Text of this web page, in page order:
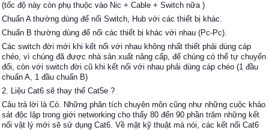
(tốc độ này còn phụ thuộc vào Nic + Cable + Switch nữa )
Chuẩn A thường dùng để nối Switch, Hub với các thiết bị khác.
Chuẩn B thường dùng để nối các thiết bị khác với nhau (Pc-Pc).
Các switch đời mới khi kết nối với nhau không nhất thiết phải dùng cáp
chéo, vì chúng đã được nhà sản xuất nâng cấp, để chúng có thể tự chuyển
đổi, còn với switch đời cũ khi kết nối với nhau phải dùng cáp chéo (1 đầu
chuẩn A, 1 đầu chuẩn B)
2. Liệu Cat6 sẽ thay thế Cat5e ?
Câu trả lời là Có. Những phân tích chuyên môn cũng như những cuộc khảo
sát độc lập trong giới networking cho thấy 80 đến 90 phần trăm những kết
nối vật lý mới sẽ sử dụng Cat6. Về mặt kỹ thuật mà nói, các kết nối Cat6